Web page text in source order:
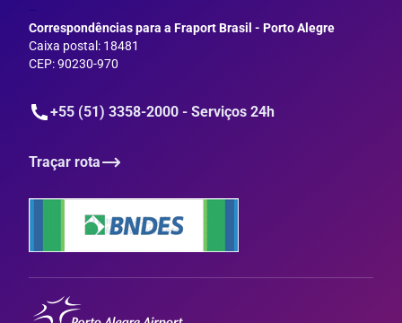
--
Correspondências para a Fraport Brasil - Porto Alegre
Caixa postal: 18481
CEP: 90230-970
+55 (51) 3358-2000 - Serviços 24h
Traçar rota